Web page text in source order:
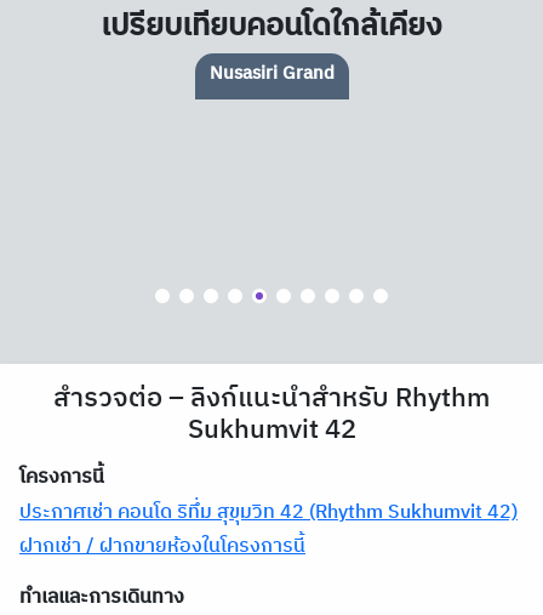
เปรียบเทียบคอนโดใกล้เคียง
Quintara Treehaus Sukhumvit 42
สำรวจต่อ – ลิงก์แนะนำสำหรับ Rhythm
Sukhumvit 42
โครงการนี้
ประกาศเช่า คอนโด ริทึ่ม สุขุมวิท 42 (Rhythm Sukhumvit 42)
ฝากเช่า / ฝากขายห้องในโครงการนี้
ทำเลและการเดินทาง